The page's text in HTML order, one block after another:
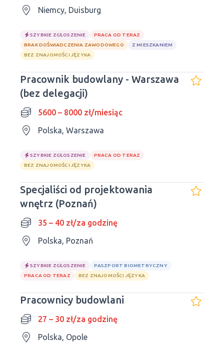
Niemcy, Duisburg
SZYBKIE ZGŁOSZENIE
PRACA OD TERAZ
BRAK DOŚWIADCZENIA ZAWODOWEGO
Z MIESZKANIEM
BEZ ZNAJOMOŚCI JĘZYKA
Pracownik budowlany - Warszawa
(bez delegacji)
5600 – 8000 zł/miesiąc
Polska, Warszawa
SZYBKIE ZGŁOSZENIE
PRACA OD TERAZ
BEZ ZNAJOMOŚCI JĘZYKA
Specjaliści od projektowania
wnętrz (Poznań)
35 – 40 zł/za godzinę
Polska, Poznań
SZYBKIE ZGŁOSZENIE
PASZPORT BIOMETRYCZNY
PRACA OD TERAZ
BEZ ZNAJOMOŚCI JĘZYKA
Pracownicy budowlani
27 – 30 zł/za godzinę
Polska, Opole